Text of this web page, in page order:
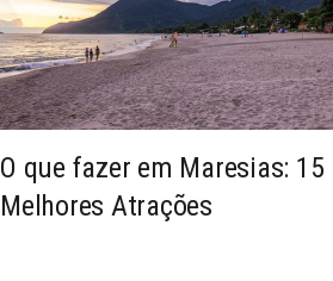
O que fazer em Maresias: 15
Melhores Atrações